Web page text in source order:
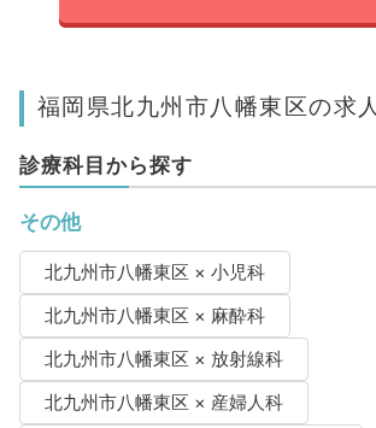
福岡県北九州市八幡東区の求
診療科目から探す
その他
北九州市八幡東区 × 小児科
北九州市八幡東区 × 麻酔科
北九州市八幡東区 × 放射線科
北九州市八幡東区 × 産婦人科